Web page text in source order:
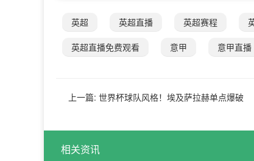
英超 英超直播 英超赛程
英超直播免费观看 意甲 意甲直播
上一篇: 世界杯球队风格！埃及萨拉赫单点爆破
相关资讯